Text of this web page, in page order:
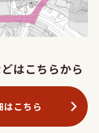
はこちらから
はこちら